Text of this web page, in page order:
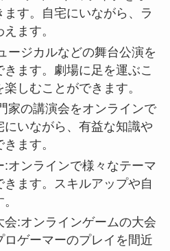
す。自宅にいながら、ラ
ます。
ージカルなどの舞台公演を
ます。劇場に足を運ぶこ
しむことができます。
家の講演会をオンラインで
いながら、有益な知識や
ます。
:オンラインで様々なテーマ
ます。スキルアップや自
会:オンラインゲームの大会
ロゲーマーのプレイを間近